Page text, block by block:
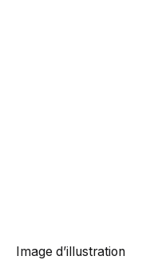
Image d’illustration